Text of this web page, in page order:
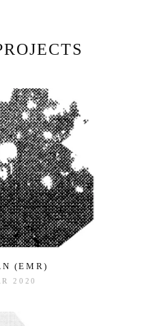
(EMR)
2020